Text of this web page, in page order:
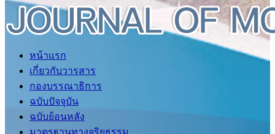
หน้าแรก
เกี่ยวกับวารสาร
กองบรรณาธิการ
ฉบับปัจจุบัน
ฉบับย้อนหลัง
มาตรฐานทางจริยธรรม